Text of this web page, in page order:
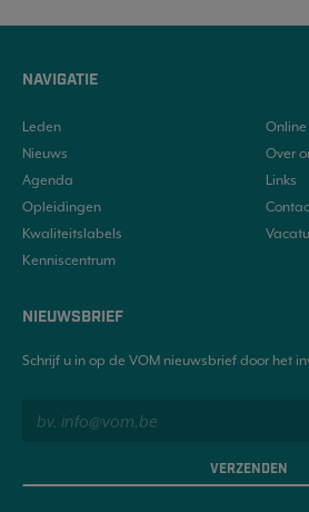
NAVIGATIE
Leden
Nieuws
Agenda
Opleidingen
Kwaliteitslabels
Kenniscentrum
Online
Over
Links
NIEUWSBRIEF
Schrijf u in op de VOM nieuwsbrief door het
VERZENDEN